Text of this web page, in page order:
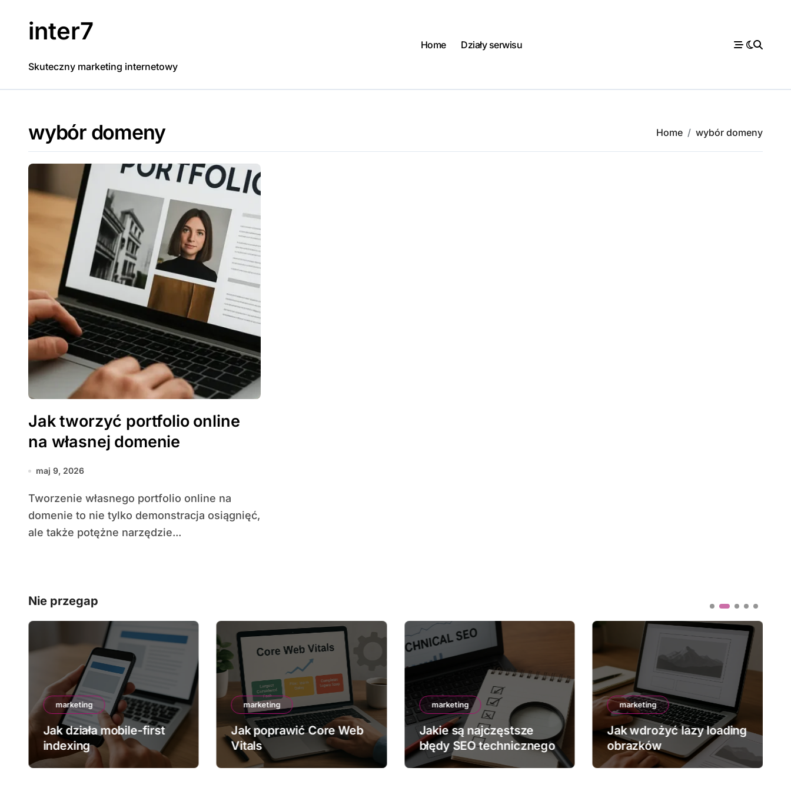
inter7
Skuteczny marketing internetowy
Home Działy serwisu
wybór domeny Home wybór domeny
Jak tworzyć portfolio online
na własnej domenie
maj 9, 2026
Tworzenie własnego portfolio online na
domenie to nie tylko demonstracja osiągnięć,
ale także potężne narzędzie...
Nie przegap
marketing
Jak działa mobile-first
indexing
marketing
Jak poprawić Core Web
Vitals
marketing
Jakie są najczęstsze
błędy SEO technicznego
marketing
Jak wdrożyć lazy loading
obrazków